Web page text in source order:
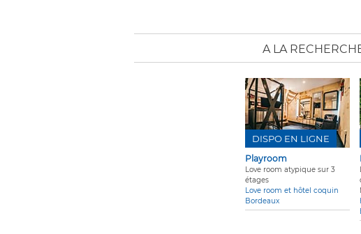
A LA
Playroom
Love room atypique sur 3
étages
Love room et hôtel coquin
Bordeaux
DISPO EN LIGNE